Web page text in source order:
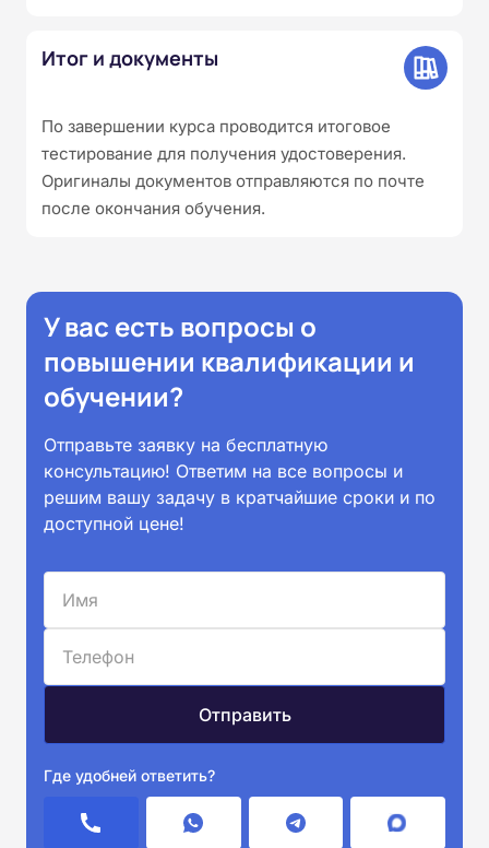
Итог и документы
По завершении курса проводится итоговое
тестирование для получения удостоверения.
Оригиналы документов отправляются по почте
после окончания обучения.
У вас есть вопросы о
повышении квалификации и
обучении?
Отправьте заявку на бесплатную
консультацию! Ответим на все вопросы и
решим вашу задачу в кратчайшие сроки и по
доступной цене!
Где удобней ответить?